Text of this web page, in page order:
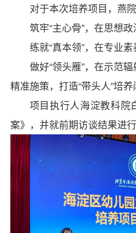
对于本次培养项目，燕
筑牢“主心骨”，在思想
练就“真本领”，在专业
做好“领头雁”，在示范
精准施策，打造“带头人”培养
项目执行人海淀教科院
案》，并就前期访谈结果进行